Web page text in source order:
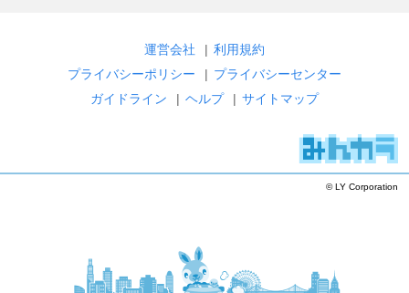
運営会社 | 利用規約
プライバシーポリシー
| プライバシーセンター
ガイドライン
| ヘルプ | サイトマップ
© LY Corporation